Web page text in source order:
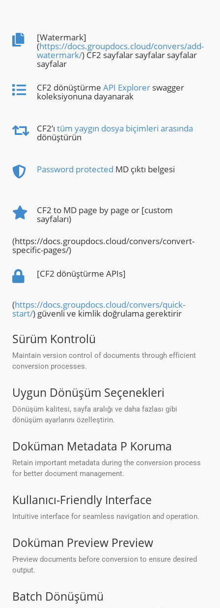
[Watermark]
(https://docs.groupdocs.cloud/convers/add-
watermark/) CF2 sayfalar sayfalar sayfalar
sayfalar
CF2 dönüştürme API Explorer swagger
koleksiyonuna dayanarak
CF2’ı tüm yaygın dosya biçimleri arasında
dönüştürün
Password protected MD çıktı belgesi
CF2 to MD page by page or [custom
sayfaları)
(https://docs.groupdocs.cloud/convers/convert-
specific-pages/)
[CF2 dönüştürme APIs]
(https://docs.groupdocs.cloud/convers/quick-
start/) güvenli ve kimlik doğrulama gerektirir
Sürüm Kontrolü
Maintain version control of documents through efficient
conversion processes.
Uygun Dönüşüm Seçenekleri
Dönüşüm kalitesi, sayfa aralığı ve daha fazlası gibi
dönüşüm ayarlarını özelleştirin.
Doküman Metadata P Koruma
Retain important metadata during the conversion process
for better document management.
Kullanıcı-Friendly Interface
Intuitive interface for seamless navigation and operation.
Doküman Preview Preview
Preview documents before conversion to ensure desired
output.
Batch Dönüşümü